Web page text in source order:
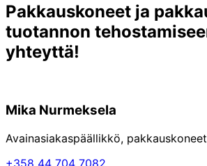
Pakkauskoneet ja
tuotannon
yhteyttä!
Mika Nurmeksela
Avainasiakaspäällikkö, pakkauskoneet
+358 44 704 7082